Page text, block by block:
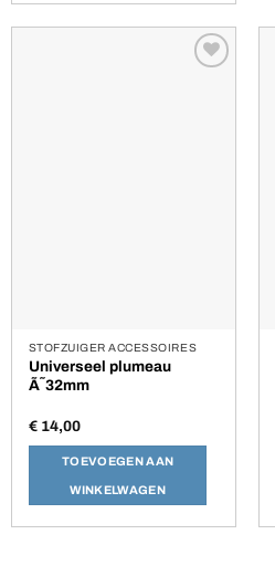
STOFZUIGER ACCESSOIRES
Universeel plumeau
Ã˜32mm
€14,00
TOEVOEGEN AAN
WINKELWAGEN